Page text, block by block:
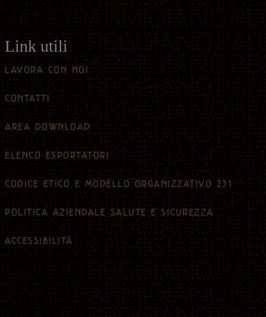
Link utili
LAVORA CON NOI
CONTATTI
AREA DOWNLOAD
ELENCO ESPORTATORI
CODICE ETICO E MODELLO ORGANIZZATIVO 231
POLITICA AZIENDALE SALUTE E SICUREZZA
ACCESSIBILITÀ